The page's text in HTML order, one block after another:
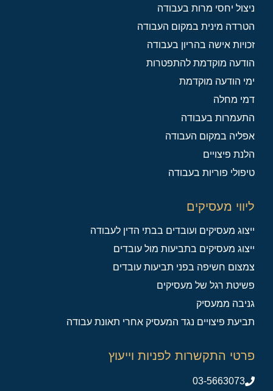
ניצול יחסי מרות בעבודה
הטרדה מינית במקום העבודה
זכויות אישה בהריון בעבודה
הודעה מוקדמת להתפטרות
ימי הודעה מוקדמת
דמי מחלה
התעמרות בעבודה
אפליה במקום העבודה
הלנת פיצויים
טיפולי פוריות בעבודה
ליווי מעסיקים
ייצוג מעסיקים ועובדים בבתי הדין לעבודה
ייצוג מעסיקים בתביעות מול עובדים
צמצום חשיפה בפני תביעות עובדים
פשיטת רגל של מעסיקים
גניבה ממעסיק
תביעת פיצויים נגד המעסיק אחרי תאונת עבודה
פרטי התקשרות לפניות וייעוץ
03-5663073